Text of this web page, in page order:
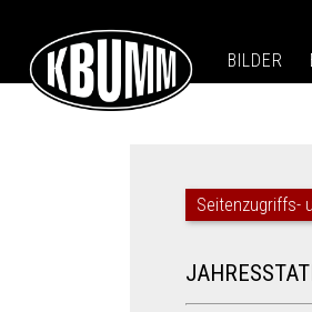
BILDER
Seitenzugriffs-